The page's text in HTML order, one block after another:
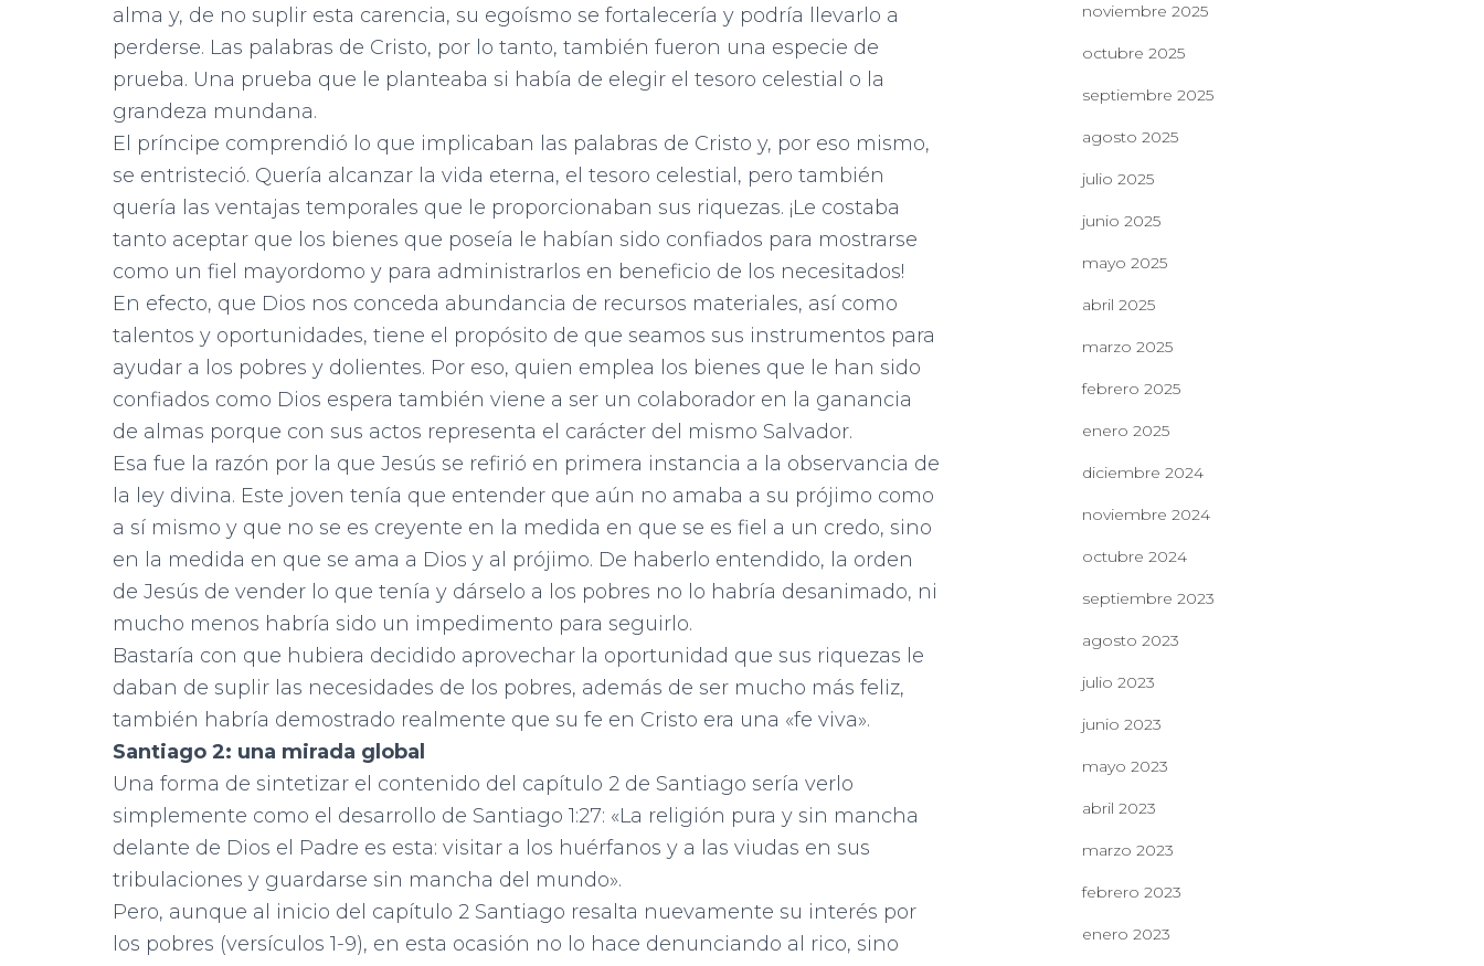
alma y, de no suplir esta carencia, su egoísmo se fortalece­ría y podría llevarlo a
perderse. Las palabras de Cristo, por lo tanto, también fueron una especie de
prueba. Una prueba que le planteaba si había de elegir el tesoro celestial o la
grandeza mundana.
El príncipe comprendió lo que implicaban las palabras de Cristo y, por eso mismo,
se entristeció. Quería alcanzar la vida eterna, el tesoro celestial, pero también
quería las ventajas temporales que le proporcionaban sus rique­zas. ¡Le costaba
tanto aceptar que los bienes que poseía le habían sido confia­dos para mostrarse
como un fiel mayordomo y para administrarlos en benefi­cio de los necesitados!
En efecto, que Dios nos conceda abundancia de recursos materiales, así como
talentos y oportunidades, tiene el propósito de que seamos sus instru­mentos para
ayudar a los pobres y dolientes. Por eso, quien emplea los bienes que le han sido
confiados como Dios espera también viene a ser un colabora­dor en la ganancia
de almas porque con sus actos representa el carácter del mismo Salvador.
Esa fue la razón por la que Jesús se refirió en primera instancia a la obser­vancia de
la ley divina. Este joven tenía que entender que aún no amaba a su prójimo como
a sí mismo y que no se es creyente en la medida en que se es fiel a un credo, sino
en la medida en que se ama a Dios y al prójimo. De haberlo entendido, la orden
de Jesús de vender lo que tenía y dárselo a los pobres no lo habría desanimado, ni
mucho menos habría sido un impedimento para seguirlo.
Bastaría con que hubiera decidido aprovechar la oportunidad que sus ri­quezas le
daban de suplir las necesidades de los pobres, además de ser mucho más feliz,
también habría demostrado realmente que su fe en Cristo era una «fe viva».
Santiago 2: una mirada global
Una forma de sintetizar el contenido del capítulo 2 de Santiago sería verlo
simplemente como el desarrollo de Santiago 1:27: «La religión pura y sin mancha
delante de Dios el Padre es esta: visitar a los huérfanos y a las viudas en sus
tribulaciones y guardarse sin mancha del mundo».
Pero, aunque al inicio del capítulo 2 Santiago resalta nuevamente su in­terés por
los pobres (versículos 1-9), en esta ocasión no lo hace denunciando al rico, sino
noviembre 2025
octubre 2025
septiembre 2025
agosto 2025
julio 2025
junio 2025
mayo 2025
abril 2025
marzo 2025
febrero 2025
enero 2025
diciembre 2024
noviembre 2024
octubre 2024
septiembre 2023
agosto 2023
julio 2023
junio 2023
mayo 2023
abril 2023
marzo 2023
febrero 2023
enero 2023